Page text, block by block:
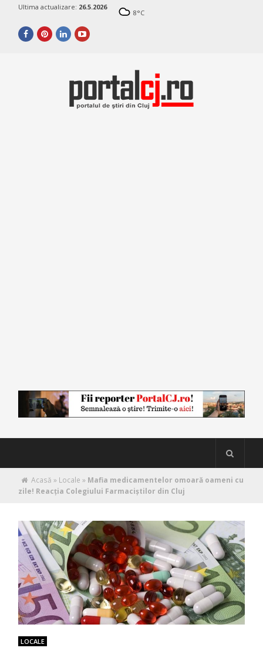
Ultima actualizare: 26.5.2026
8°C
Acasă » Locale » Mafia medicamentelor omoară oameni cu
zile! Reacția Colegiului Farmaciștilor din Cluj
LOCALE